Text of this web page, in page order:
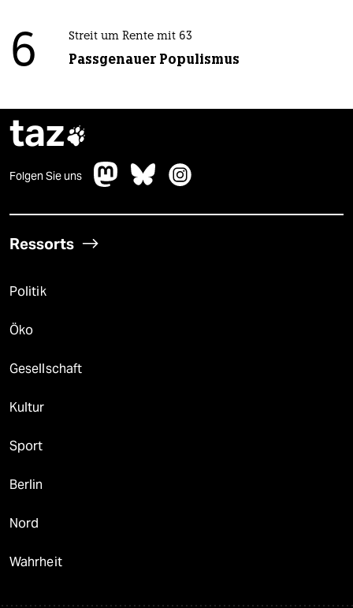
6 Streit um Rente mit 63
Passgenauer Populismus
taz
Folgen Sie uns
Ressorts
Politik
Öko
Gesellschaft
Kultur
Sport
Berlin
Nord
Wahrheit